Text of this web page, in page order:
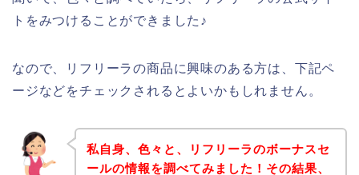
トをみつけることができました♪
なので、リフリーラの商品に興味のある方は、下記ペ
ージなどをチェックされるとよいかもしれません。
私自身、色々と、リフリーラのボーナスセ
ールの情報を調べてみました！その結果、